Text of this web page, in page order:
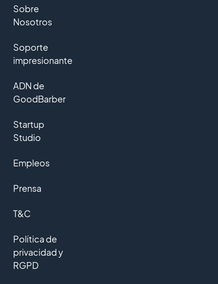
Sobre
Nosotros
Soporte
impresionante
ADN de
GoodBarber
Startup
Studio
Empleos
Prensa
T&C
Política de
privacidad y
RGPD